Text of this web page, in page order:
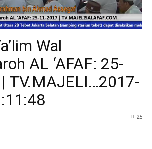
Wal
AL ‘AFAF: 25-
TV.MAJELI…2017-
25